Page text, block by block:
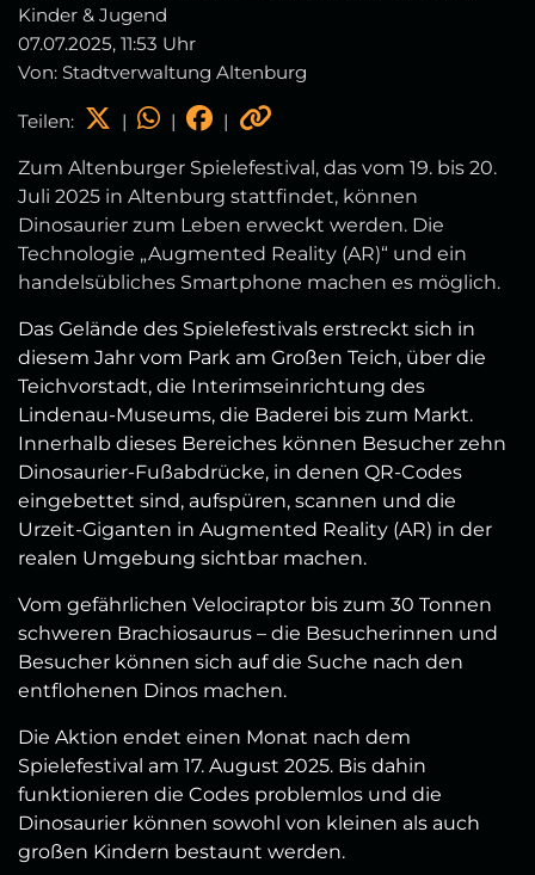
Kinder & Jugend
07.07.2025, 11:53 Uhr
Von: Stadtverwaltung Altenburg
Teilen: | | |
Zum Altenburger Spielefestival, das vom 19. bis 20.
Juli 2025 in Altenburg stattfindet, können
Dinosaurier zum Leben erweckt werden. Die
Technologie „Augmented Reality (AR)“ und ein
handelsübliches Smartphone machen es möglich.
Das Gelände des Spielefestivals erstreckt sich in
diesem Jahr vom Park am Großen Teich, über die
Teichvorstadt, die Interimseinrichtung des
Lindenau-Museums, die Baderei bis zum Markt.
Innerhalb dieses Bereiches können Besucher zehn
Dinosaurier-Fußabdrücke, in denen QR-Codes
eingebettet sind, aufspüren, scannen und die
Urzeit-Giganten in Augmented Reality (AR) in der
realen Umgebung sichtbar machen.
Vom gefährlichen Velociraptor bis zum 30 Tonnen
schweren Brachiosaurus – die Besucherinnen und
Besucher können sich auf die Suche nach den
entflohenen Dinos machen.
Die Aktion endet einen Monat nach dem
Spielefestival am 17. August 2025. Bis dahin
funktionieren die Codes problemlos und die
Dinosaurier können sowohl von kleinen als auch
großen Kindern bestaunt werden.